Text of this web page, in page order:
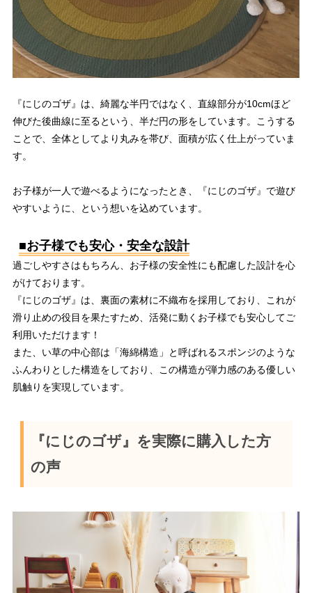
『にじのゴザ』は、綺麗な半円ではなく、直線部分が10cmほど
伸びた後曲線に至るという、半だ円の形をしています。こうする
ことで、全体としてより丸みを帯び、面積が広く仕上がっていま
す。
お子様が一人で遊べるようになったとき、『にじのゴザ』で遊び
やすいように、という想いを込めています。
■お子様でも安心・安全な設計
過ごしやすさはもちろん、お子様の安全性にも配慮した設計を心
がけております。
『にじのゴザ』は、裏面の素材に不織布を採用しており、これが
滑り止めの役目を果たすため、活発に動くお子様でも安心してご
利用いただけます！
また、い草の中心部は「海綿構造」と呼ばれるスポンジのような
ふんわりとした構造をしており、この構造が弾力感のある優しい
肌触りを実現しています。
『にじのゴザ』を実際に購入した方
の声